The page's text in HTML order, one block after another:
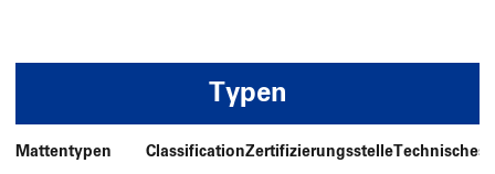
Typen
Mattentypen ClassificationZertifizierungsstelleTechnisches